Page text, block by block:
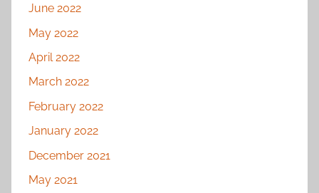
June 2022
May 2022
April 2022
March 2022
February 2022
January 2022
December 2021
May 2021